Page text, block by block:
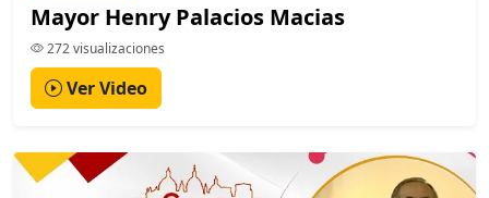
Mayor Henry Palacios Macias
272 visualizaciones
Ver Video